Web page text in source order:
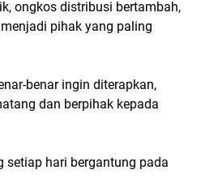
ongkos distribusi bertambah,
pihak yang paling
benar ingin diterapkan,
dan berpihak kepada
setiap hari bergantung pada